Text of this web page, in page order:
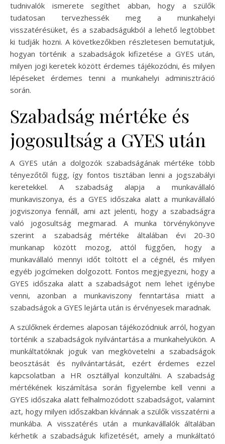
tudnivalók ismerete segíthet abban, hogy a szülők
tudatosan tervezhessék meg a munkahelyi
visszatérésüket, és a szabadságukból a lehető legtöbbet
ki tudják hozni. A következőkben részletesen bemutatjuk,
hogyan történik a szabadságok kifizetése a GYES után,
milyen jogi keretek között érdemes tájékozódni, és milyen
lépéseket érdemes tenni a munkahelyi adminisztráció
során.
Szabadság mértéke és
jogosultság a GYES után
A GYES után a dolgozók szabadságának mértéke több
tényezőtől függ, így fontos tisztában lenni a jogszabályi
keretekkel. A szabadság alapja a munkavállaló
munkaviszonya, és a GYES időszaka alatt a munkavállaló
jogviszonya fennáll, ami azt jelenti, hogy a szabadságra
való jogosultság megmarad. A munka törvénykönyve
szerint a szabadság mértéke általában évi 20-30
munkanap között mozog, attól függően, hogy a
munkavállaló mennyi időt töltött el a cégnél, és milyen
egyéb jogcímeken dolgozott. Fontos megjegyezni, hogy a
GYES időszaka alatt a szabadságot nem lehet igénybe
venni, azonban a munkaviszony fenntartása miatt a
szabadságok a GYES lejárta után is érvényesek maradnak.
A szülőknek érdemes alaposan tájékozódniuk arról, hogyan
történik a szabadságok nyilvántartása a munkahelyükön. A
munkáltatóknak joguk van megkövetelni a szabadságok
beosztását és nyilvántartását, ezért érdemes ezzel
kapcsolatban a HR osztállyal konzultálni. A szabadság
mértékének kiszámítása során figyelembe kell venni a
GYES időszaka alatt felhalmozódott szabadságot, valamint
azt, hogy milyen időszakban kívánnak a szülők visszatérni a
munkába. A visszatérés után a munkavállalók általában
kérhetik a szabadságuk kifizetését, amely a munkáltató